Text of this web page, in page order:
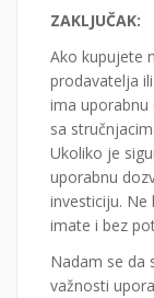
ZAKLJUČAK:
Ako kupujete
prodavatelja
ima uporabnu
sa
Ukoliko je
uporabnu
investiciju. Ne
imate i bez
Nadam se da
važnosti